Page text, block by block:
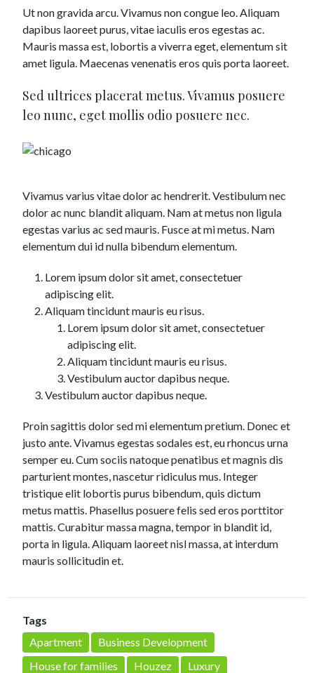
Ut non gravida arcu. Vivamus non congue leo. Aliquam
dapibus laoreet purus, vitae iaculis eros egestas ac.
Mauris massa est, lobortis a viverra eget, elementum sit
amet ligula. Maecenas venenatis eros quis porta laoreet.
Sed ultrices placerat metus. Vivamus posuere
leo nunc, eget mollis odio posuere nec.
Vivamus varius vitae dolor ac hendrerit. Vestibulum nec
dolor ac nunc blandit aliquam. Nam at metus non ligula
egestas varius ac sed mauris. Fusce at mi metus. Nam
elementum dui id nulla bibendum elementum.
Lorem ipsum dolor sit amet, consectetuer
adipiscing elit.
Aliquam tincidunt mauris eu risus.
Lorem ipsum dolor sit amet, consectetuer
adipiscing elit.
Aliquam tincidunt mauris eu risus.
Vestibulum auctor dapibus neque.
Vestibulum auctor dapibus neque.
Proin sagittis dolor sed mi elementum pretium. Donec et
justo ante. Vivamus egestas sodales est, eu rhoncus urna
semper eu. Cum sociis natoque penatibus et magnis dis
parturient montes, nascetur ridiculus mus. Integer
tristique elit lobortis purus bibendum, quis dictum
metus mattis. Phasellus posuere felis sed eros porttitor
mattis. Curabitur massa magna, tempor in blandit id,
porta in ligula. Aliquam laoreet nisl massa, at interdum
mauris sollicitudin et.
Tags
Apartment
Business Development
House for families
Houzez
Luxury